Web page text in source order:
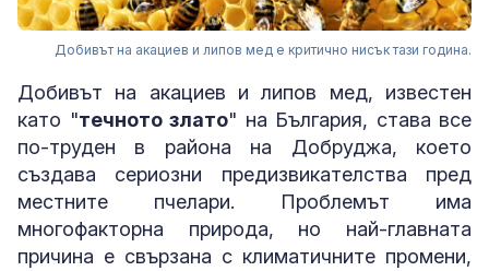
Добивът на акациев и липов мед е критично нисък тази година.
Добивът на акациев и липов мед, известен
като "течното злато" на България, става все
по-труден в района на Добруджа, което
създава сериозни предизвикателства пред
местните пчелари. Проблемът има
многофакторна природа, но най-главната
причина е свързана с климатичните промени,